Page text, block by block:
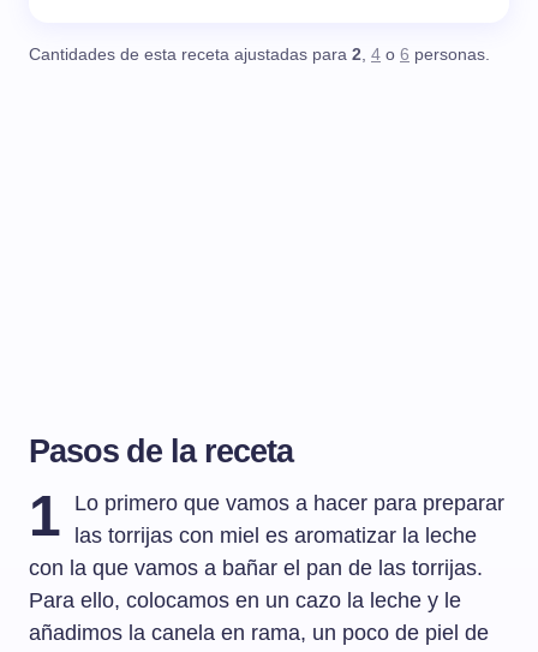
Cantidades de esta receta ajustadas para 2, 4 o 6 personas.
Pasos de la receta
1
Lo primero que vamos a hacer para preparar
las torrijas con miel es aromatizar la leche
con la que vamos a bañar el pan de las torrijas.
Para ello, colocamos en un cazo la leche y le
añadimos la canela en rama, un poco de piel de